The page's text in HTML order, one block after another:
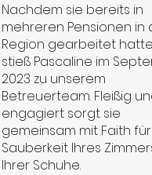
Nachdem sie bereits in
mehreren Pensionen in
Region gearbeitet
stieß Pascaline im
2023 zu unserem
Betreuerteam. Fleißig
engagiert sorgt sie
gemeinsam mit Faith
Sauberkeit Ihres
Ihrer Schuhe.